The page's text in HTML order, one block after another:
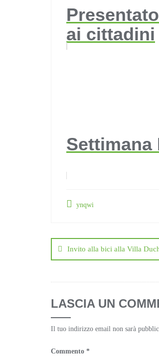
ai cittadini
Settimana
ynqwi
articoli
Invito alla bici alla Villa
LASCIA UN
Il tuo indirizzo email non sarà
Commento *